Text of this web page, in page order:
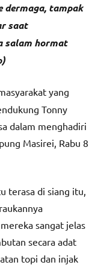
dermaga, tampak
saat
salam hormat
yang
Tonny
dalam menghadiri
Masirei, Rabu 8
terasa di siang itu,
sangat jelas
secara adat
topi dan injak